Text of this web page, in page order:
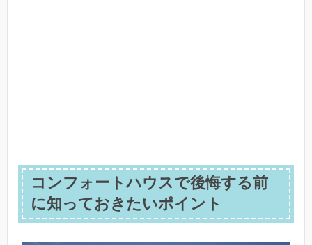
コンフォートハウスで後悔する前
に知っておきたいポイント